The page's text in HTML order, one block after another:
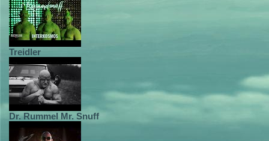
Treidler
Dr. Rummel Mr. Snuff